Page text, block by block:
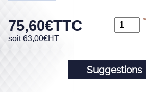
75,60€TTC
soit 63,00€HT
Suggestions